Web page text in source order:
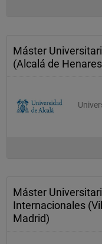
Mercados de Seguros
Mercados Financieros
Tesina o Cursos
Máster
(Alcalá de
Máster
Internacionales
Madrid)